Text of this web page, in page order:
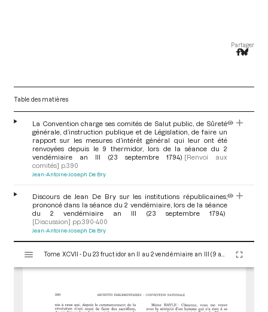
Partager
Table des matières
La Convention charge ses comités de Salut public, de Sûreté
générale, d’instruction publique et de Législation, de faire un
rapport sur les mesures d’intérêt général qui leur ont été
renvoyées depuis le 9 thermidor, lors de la séance du 2
vendémiaire an III (23 septembre 1794) [Renvoi aux
comités] p.390
Jean-Antoine-Joseph De Bry
Discours de Jean De Bry sur les institutions républicaines,
prononcé dans la séance du 2 vendémiaire, lors de la séance
du 2 vendémiaire an III (23 septembre 1794)
[Discussion] pp.390-400
Jean-Antoine-Joseph De Bry
s